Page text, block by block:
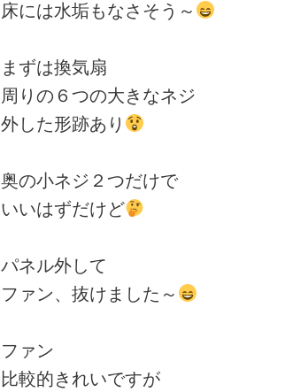
床には水垢もなさそう～
まずは換気扇
周りの６つの大きなネジ
外した形跡あり
奥の小ネジ２つだけで
いいはずだけど
パネル外して
ファン、抜けました～
ファン
比較的きれいですが